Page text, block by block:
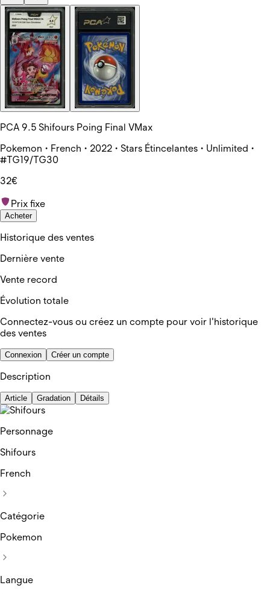
PCA 9.5 Shifours Poing Final VMax
Pokemon • French • 2022 • Stars Étincelantes • Unlimited •
#TG19/TG30
32€
Prix fixe
Acheter
Historique des ventes
Dernière vente
Vente record
Évolution totale
Connectez-vous ou créez un compte pour voir l'historique
des ventes
Connexion Créer un compte
Description
Article Gradation Détails
Personnage
Shifours
French
Catégorie
Pokemon
Langue